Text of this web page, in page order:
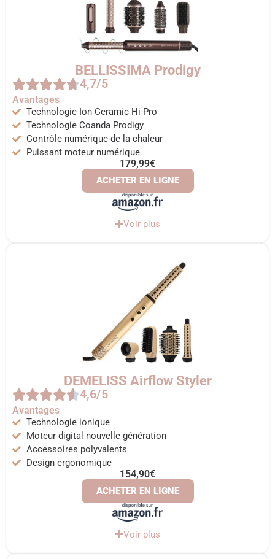
BELLISSIMA Prodigy
4,7/5
Avantages
Technologie Ion Ceramic Hi-Pro
Technologie Coanda Prodigy
Contrôle numérique de la chaleur
Puissant moteur numérique
179,99€
ACHETER EN LIGNE
Voir plus
DEMELISS Airflow Styler
4,6/5
Avantages
Technologie ionique
Moteur digital nouvelle génération
Accessoires polyvalents
Design ergonomique
154,90€
ACHETER EN LIGNE
Voir plus